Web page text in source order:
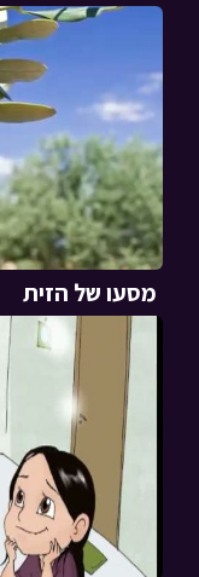
מסעו של הזית